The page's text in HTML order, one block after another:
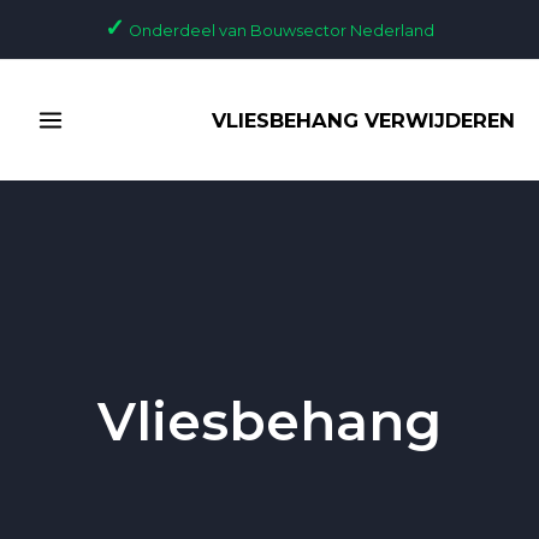
✓ Onderdeel van Bouwsector Nederland
MENU
VLIESBEHANG VERWIJDEREN
Vliesbehang